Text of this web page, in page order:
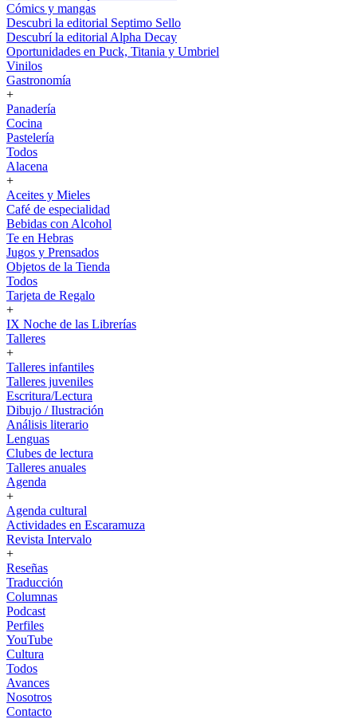
Cómics y mangas
Descubri la editorial Septimo Sello
Descubrí la editorial Alpha Decay
Oportunidades en Puck, Titania y Umbriel
Vinilos
Gastronomía
+
Panadería
Cocina
Pastelería
Todos
Alacena
+
Aceites y Mieles
Café de especialidad
Bebidas con Alcohol
Te en Hebras
Jugos y Prensados
Objetos de la Tienda
Todos
Tarjeta de Regalo
+
IX Noche de las Librerías
Talleres
+
Talleres infantiles
Talleres juveniles
Escritura/Lectura
Dibujo / Ilustración
Análisis literario
Lenguas
Clubes de lectura
Talleres anuales
Agenda
+
Agenda cultural
Actividades en Escaramuza
Revista Intervalo
+
Reseñas
Traducción
Columnas
Podcast
Perfiles
YouTube
Cultura
Todos
Avances
Nosotros
Contacto